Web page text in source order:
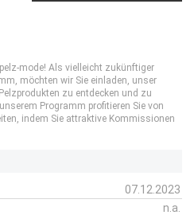
mode! Als vielleicht zukünftiger
möchten wir Sie einladen, unser
zu entdecken und zu
Programm profitieren Sie von
indem Sie attraktive Kommissionen
07.12.2023
n.a.